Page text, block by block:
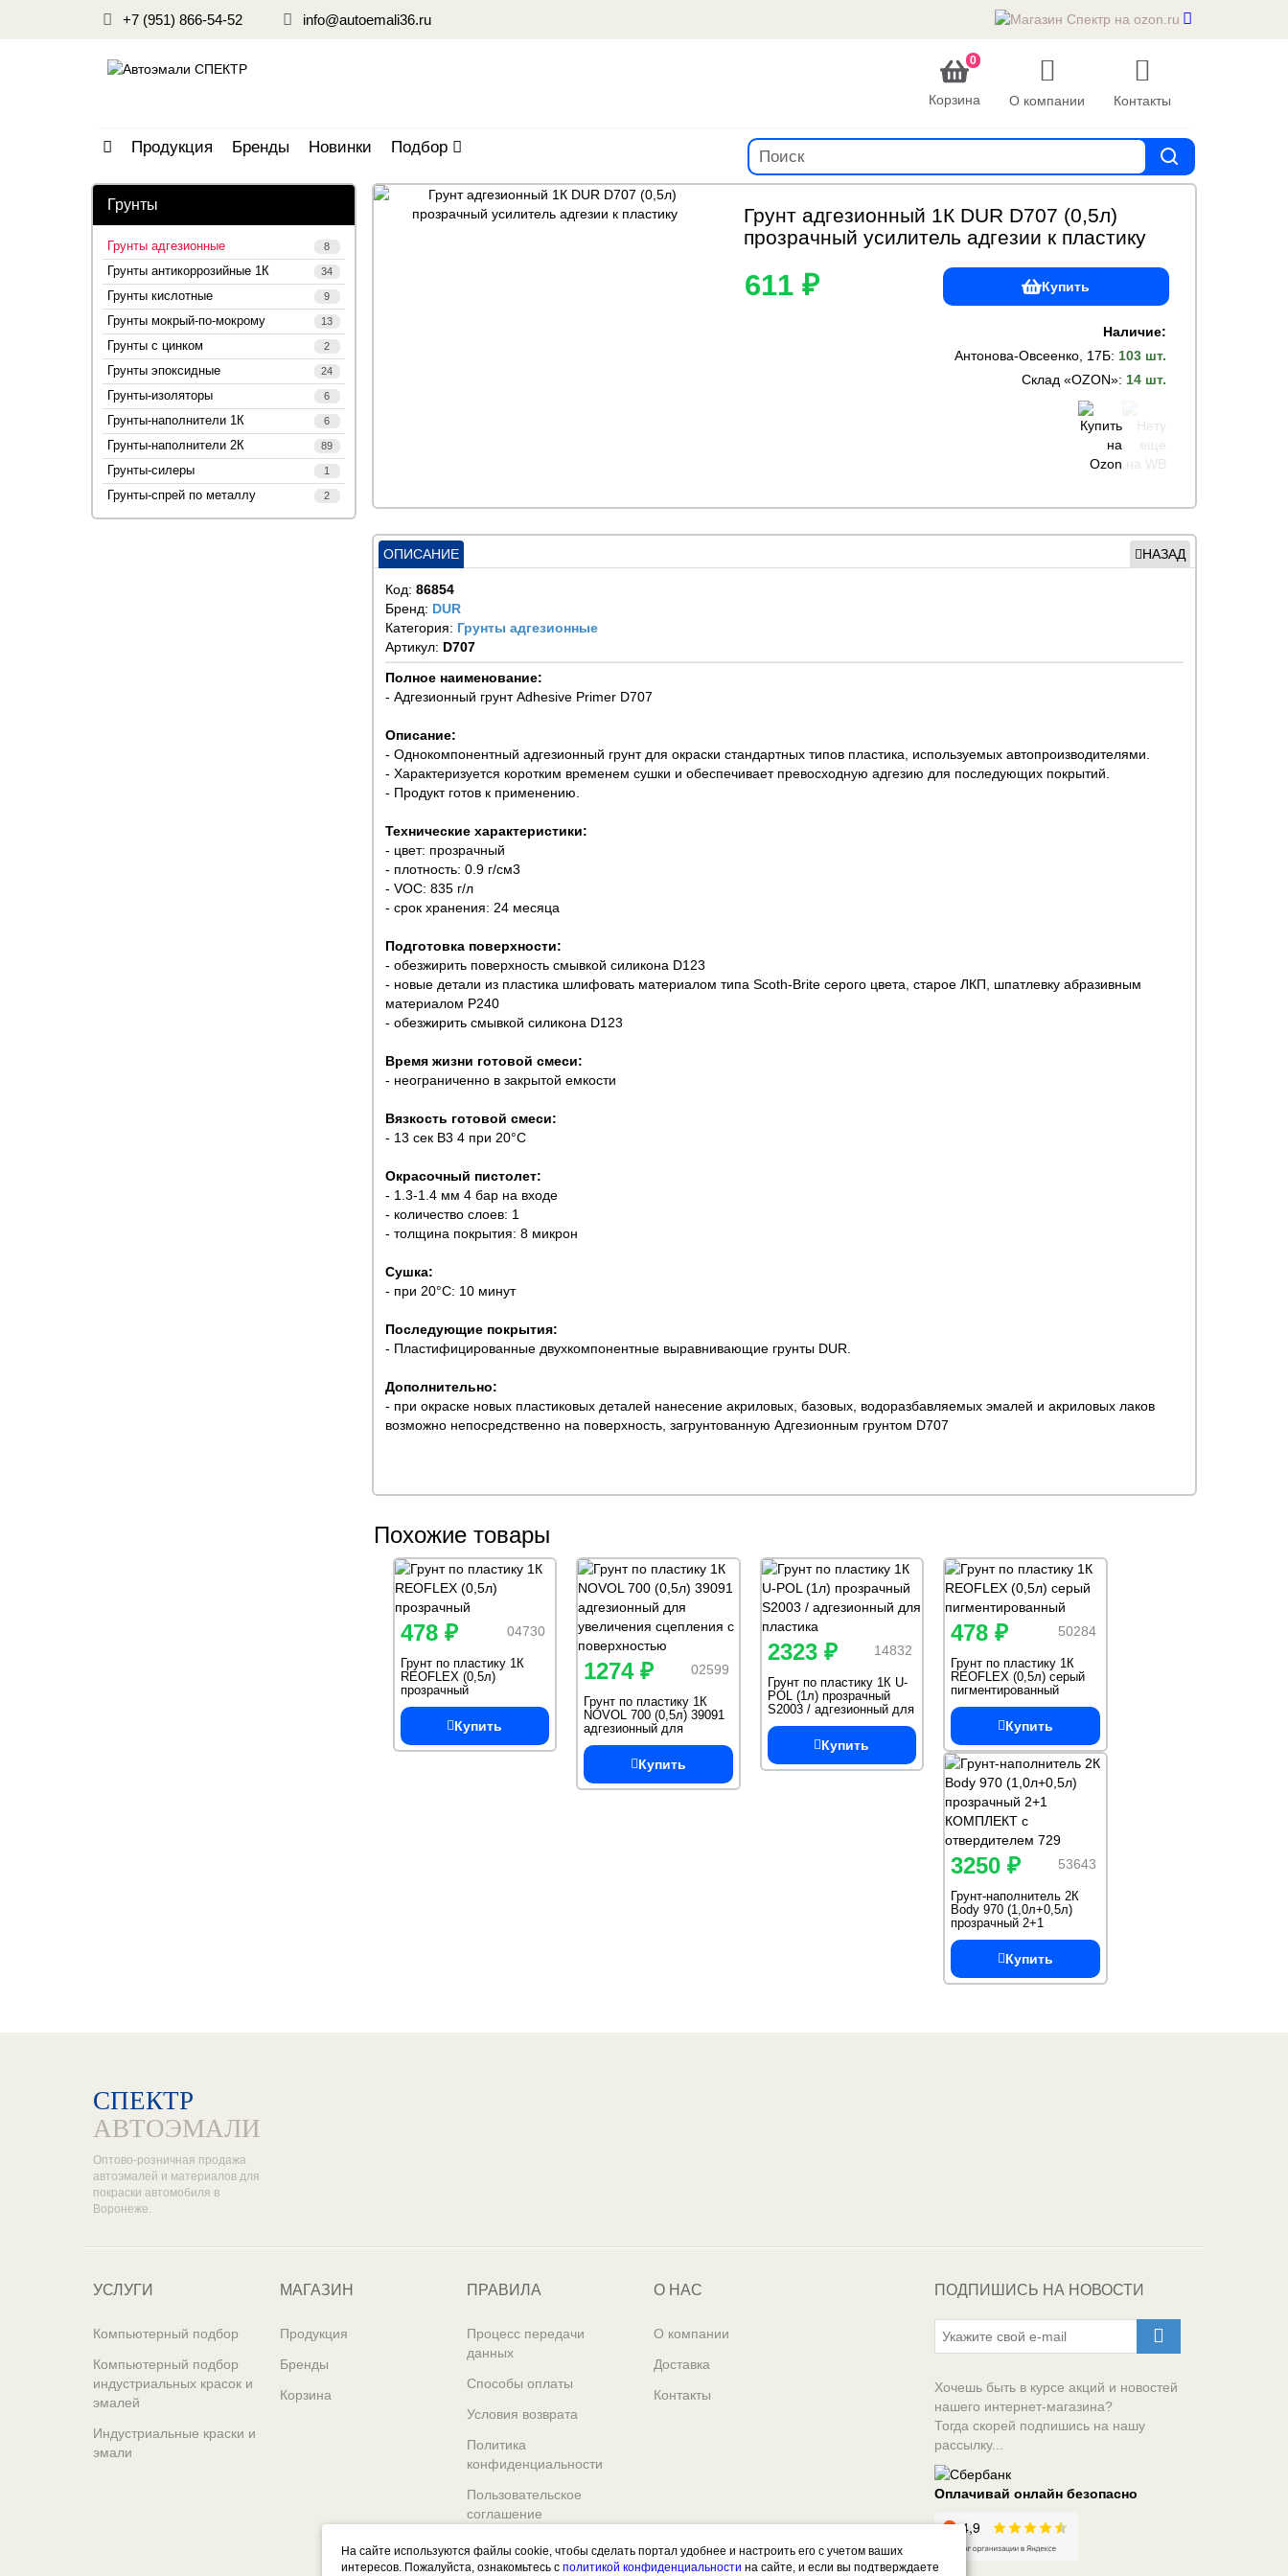
+7 (951) 866-54-52 info@autoemali36.ru
0
Корзина О компании Контакты
Продукция Бренды Новинки Подбор
Грунты
Грунты адгезионные 8
Грунты антикоррозийные 1К 34
Грунты кислотные 9
Грунты мокрый-по-мокрому 13
Грунты с цинком 2
Грунты эпоксидные 24
Грунты-изоляторы 6
Грунты-наполнители 1К 6
Грунты-наполнители 2К 89
Грунты-силеры 1
Грунты-спрей по металлу 2
Грунт адгезионный 1К DUR D707 (0,5л)
прозрачный усилитель адгезии к пластику
611 ₽ Купить
Наличие:
Антонова-Овсеенко, 17Б: 103 шт.
Склад «OZON»: 14 шт.
ОПИСАНИЕ НАЗАД
Код: 86854
Бренд: DUR
Категория: Грунты адгезионные
Артикул: D707
Полное наименование:
- Адгезионный грунт Adhesive Primer D707
Описание:
- Однокомпонентный адгезионный грунт для окраски стандартных типов пластика, используемых автопроизводителями.
- Характеризуется коротким временем сушки и обеспечивает превосходную адгезию для последующих покрытий.
- Продукт готов к применению.
Технические характеристики:
- цвет: прозрачный
- плотность: 0.9 г/см3
- VOC: 835 г/л
- срок хранения: 24 месяца
Подготовка поверхности:
- обезжирить поверхность смывкой силикона D123
- новые детали из пластика шлифовать материалом типа Scoth-Brite серого цвета, старое ЛКП, шпатлевку абразивным
материалом P240
- обезжирить смывкой силикона D123
Время жизни готовой смеси:
- неограниченно в закрытой емкости
Вязкость готовой смеси:
- 13 сек B3 4 при 20°С
Окрасочный пистолет:
- 1.3-1.4 мм 4 бар на входе
- количество слоев: 1
- толщина покрытия: 8 микрон
Сушка:
- при 20°С: 10 минут
Последующие покрытия:
- Пластифицированные двухкомпонентные выравнивающие грунты DUR.
Дополнительно:
- при окраске новых пластиковых деталей нанесение акриловых, базовых, водоразбавляемых эмалей и акриловых лаков
возможно непосредственно на поверхность, загрунтованную Адгезионным грунтом D707
Похожие товары
04730
478 ₽
Грунт по пластику 1К
REOFLEX (0,5л)
прозрачный
Купить
02599
1274 ₽
Грунт по пластику 1К
NOVOL 700 (0,5л) 39091
адгезионный для
увеличения сцепления с
поверхностью
Купить
14832
2323 ₽
Грунт по пластику 1К U-
POL (1л) прозрачный
S2003 / адгезионный для
пластика
Купить
50284
478 ₽
Грунт по пластику 1К
REOFLEX (0,5л) серый
пигментированный
Купить
53643
3250 ₽
Грунт-наполнитель 2К
Body 970 (1,0л+0,5л)
прозрачный 2+1
КОМПЛЕКТ с
отвердителем 729
Купить
СПЕКТР
АВТОЭМАЛИ
Оптово-розничная продажа
автоэмалей и материалов для
покраски автомобиля в
Воронеже.
УСЛУГИ
Компьютерный подбор
Компьютерный подбор
индустриальных красок и
эмалей
Индустриальные краски и
эмали
МАГАЗИН
Продукция
Бренды
Корзина
ПРАВИЛА
Процесс передачи
данных
Способы оплаты
Условия возврата
Политика
конфиденциальности
Пользовательское
соглашение
О НАС
О компании
Доставка
Контакты
ПОДПИШИСЬ НА НОВОСТИ
Хочешь быть в курсе акций и новостей
нашего интернет-магазина?
Тогда скорей подпишись на нашу
рассылку...
Оплачивай онлайн безопасно
На сайте используются файлы cookie, чтобы сделать портал удобнее и настроить его с учетом ваших
интересов. Пожалуйста, ознакомьтесь с политикой конфиденциальности на сайте, и если вы подтверждаете